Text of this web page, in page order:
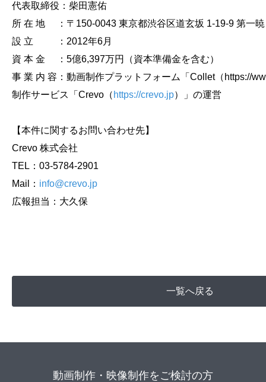
代表取締役：柴田憲佑
所 在 地 ：〒150-0043 東京都渋谷区道玄坂 1-19-9 第一暁
設 立 ：2012年6月
資 本 金 ：5億6,397万円（資本準備金を含む）
事 業 内 容：動画制作プラットフォーム「Collet（https://
制作サービス「Crevo（ https://crevo.jp）」の運営
【本件に関するお問い合わせ先】
Crevo 株式会社
TEL：03-5784-2901
Mail： info@crevo.jp
広報担当：大久保
一覧へ戻る
動画制作・映像制作をご検討の方